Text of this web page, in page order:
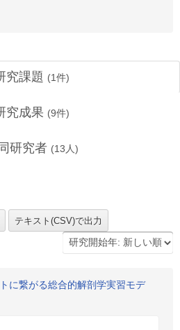
究課題 (1件)
究成果 (9件)
研究者 (13 人)
に繋がる総合的解剖学実習モデ